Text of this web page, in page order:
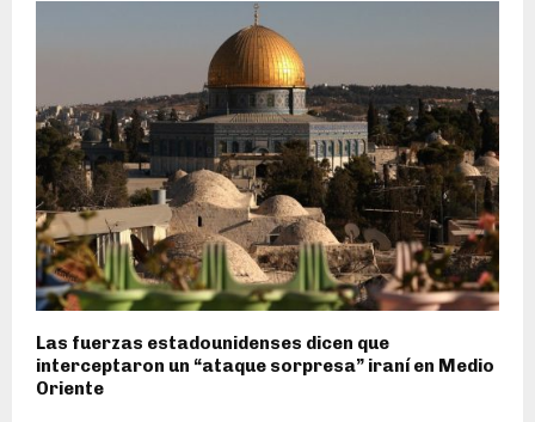
Las fuerzas estadounidenses dicen que
interceptaron un “ataque sorpresa” iraní en Medio
Oriente